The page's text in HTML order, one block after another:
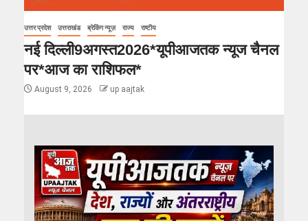
उत्तर प्रदेश उत्तराखंड ब्रेकिंग न्यूज़ राज्य राष्टीय
नई दिल्ली9अगस्त2026*यूपीआजतक न्यूज चैनल
पर*आज का राशिफल*
August 9, 2026 up aajtak